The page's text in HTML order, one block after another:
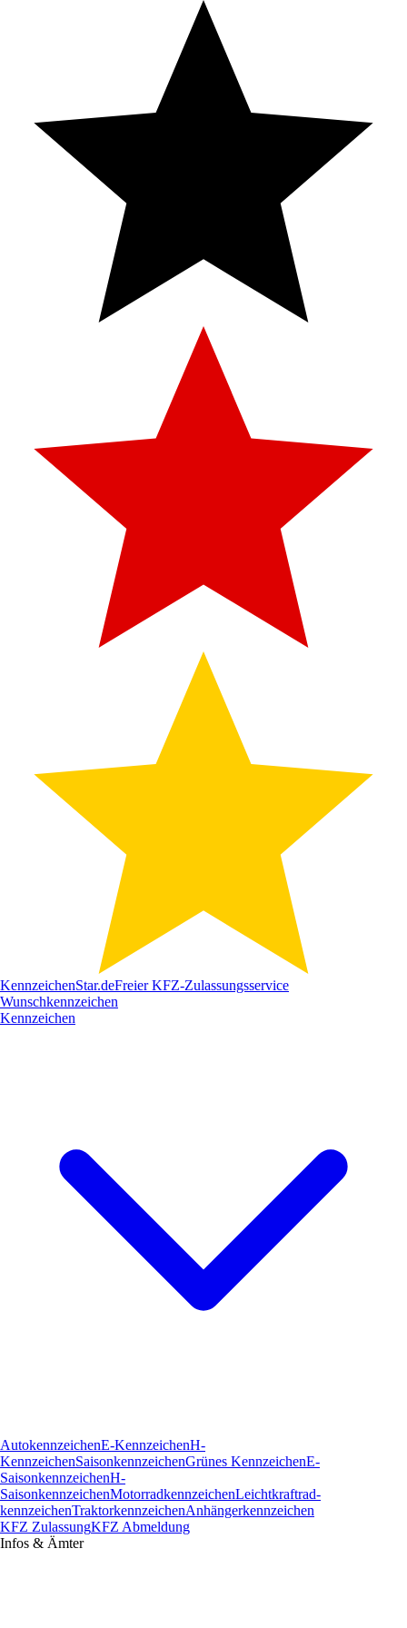
KennzeichenStar.deFreier KFZ-Zulassungsservice
Wunschkennzeichen
Kennzeichen
AutokennzeichenE-KennzeichenH-
KennzeichenSaisonkennzeichenGrünes KennzeichenE-
SaisonkennzeichenH-
SaisonkennzeichenMotorradkennzeichenLeichtkraftrad­
kennzeichenTraktorkennzeichenAnhängerkennzeichen
KFZ ZulassungKFZ Abmeldung
Infos & Ämter